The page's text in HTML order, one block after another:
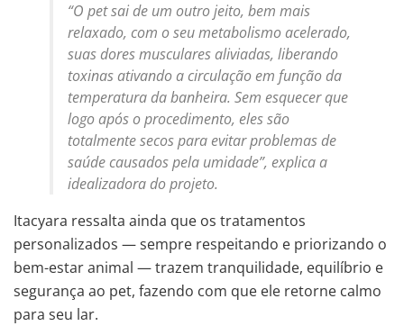
“O pet sai de um outro jeito, bem mais
relaxado, com o seu metabolismo acelerado,
suas dores musculares aliviadas, liberando
toxinas ativando a circulação em função da
temperatura da banheira. Sem esquecer que
logo após o procedimento, eles são
totalmente secos para evitar problemas de
saúde causados pela umidade”, explica a
idealizadora do projeto.
Itacyara ressalta ainda que os tratamentos
personalizados — sempre respeitando e priorizando o
bem-estar animal — trazem tranquilidade, equilíbrio e
segurança ao pet, fazendo com que ele retorne calmo
para seu lar.